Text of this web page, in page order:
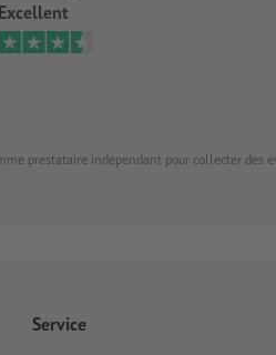
Excellent
prestataire indépendant pour collecter des
Service